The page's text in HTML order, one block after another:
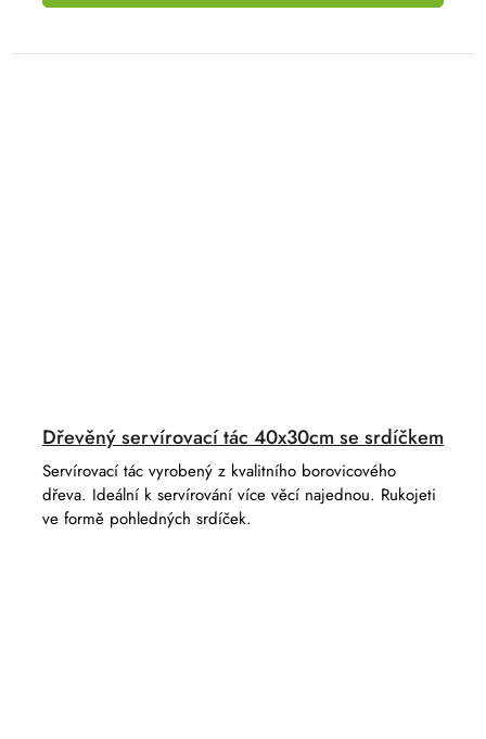
Dřevěný servírovací tác 40x30cm se srdíčkem
Servírovací tác vyrobený z kvalitního borovicového
dřeva. Ideální k servírování více věcí najednou. Rukojeti
ve formě pohledných srdíček.